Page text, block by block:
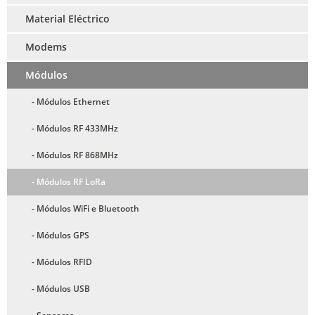
Material Eléctrico
Modems
Módulos
- Módulos Ethernet
- Módulos RF 433MHz
- Módulos RF 868MHz
- Módulos RF LoRa
- Módulos WiFi e Bluetooth
- Módulos GPS
- Módulos RFID
- Módulos USB